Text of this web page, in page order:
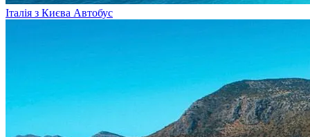
Італія з Києва Автобус